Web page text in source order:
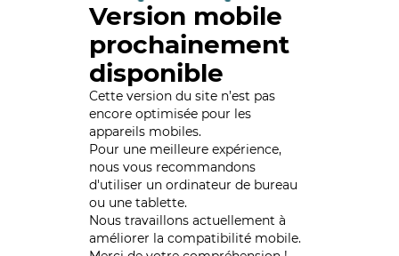
Version mobile
prochainement
disponible
Cette version du site n’est pas
encore optimisée pour les
appareils mobiles.
Pour une meilleure expérience,
nous vous recommandons
d'utiliser un ordinateur de bureau
ou une tablette.
Nous travaillons actuellement à
améliorer la compatibilité mobile.